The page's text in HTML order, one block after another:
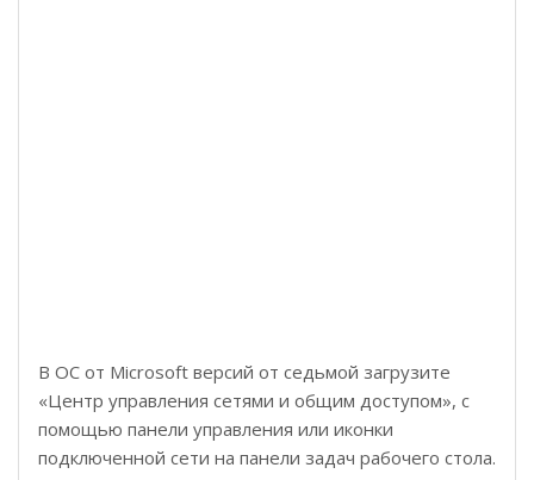
В ОС от Microsoft версий от седьмой загрузите
«Центр управления сетями и общим доступом», с
помощью панели управления или иконки
подключенной сети на панели задач рабочего стола.